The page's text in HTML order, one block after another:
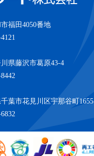
福田4050番地
県藤沢市葛原43-4
葉市花見川区宇那谷町1655